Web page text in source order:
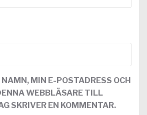
MIN E-POSTADRESS OCH
WEBBLÄSARE TILL
SKRIVER EN KOMMENTAR.